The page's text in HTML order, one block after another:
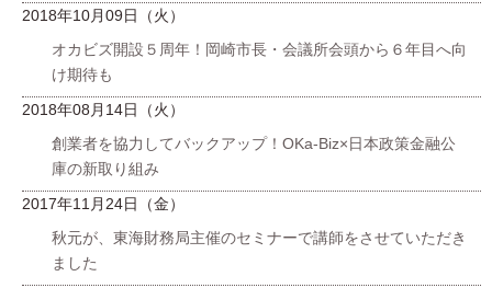
2018年10月09日（火）
オカビズ開設５周年！岡崎市長・会議所会頭から６年目へ向
け期待も
2018年08月14日（火）
創業者を協力してバックアップ！OKa-Biz×日本政策金融公
庫の新取り組み
2017年11月24日（金）
秋元が、東海財務局主催のセミナーで講師をさせていただき
ました